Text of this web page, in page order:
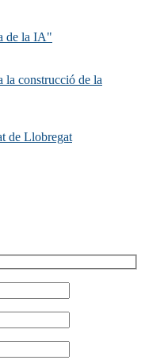
de la IA"
la construcció de la
de Llobregat